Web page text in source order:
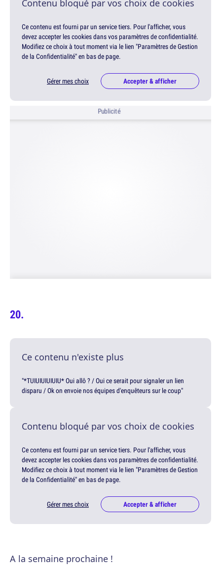
Contenu bloqué par vos choix de cookies
Ce contenu est fourni par un service tiers. Pour l'afficher, vous
devez accepter les cookies dans vos paramètres de confidentialité.
Modifiez ce choix à tout moment via le lien "Paramètres de Gestion
de la Confidentialité" en bas de page.
Gérer mes choix Accepter & afficher
Publicité
Ce contenu n'existe plus
"*TUIUIUIUIUIU* Oui allô ? / Oui ce serait pour signaler un lien
disparu / Ok on envoie nos équipes d'enquêteurs sur le coup"
Contenu bloqué par vos choix de cookies
Ce contenu est fourni par un service tiers. Pour l'afficher, vous
devez accepter les cookies dans vos paramètres de confidentialité.
Modifiez ce choix à tout moment via le lien "Paramètres de Gestion
de la Confidentialité" en bas de page.
Gérer mes choix Accepter & afficher
A la semaine prochaine !